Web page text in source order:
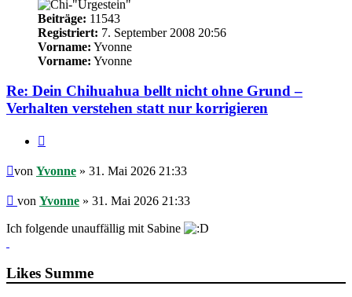
Beiträge: 11543
Registriert: 7. September 2008 20:56
Vorname: Yvonne
Vorname: Yvonne
Re: Dein Chihuahua bellt nicht ohne Grund –
Verhalten verstehen statt nur korrigieren
Beitrag
von Yvonne » 31. Mai 2026 21:33
Beitrag
von Yvonne » 31. Mai 2026 21:33
Ich folgende unauffällig mit Sabine
Likes Summe